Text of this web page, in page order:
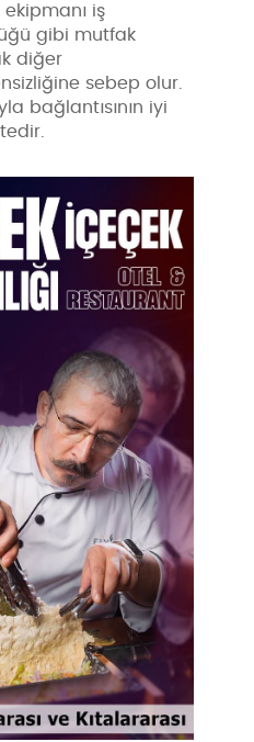
iş
gibi mutfak
diğer
sebep olur.
bağlantısının iyi